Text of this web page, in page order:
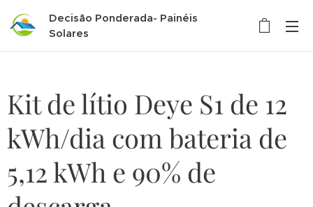
Decisão Ponderada- Painéis
Solares
Kit de lítio Deye S1 de 12
kWh/dia com bateria de
5,12 kWh e 90% de